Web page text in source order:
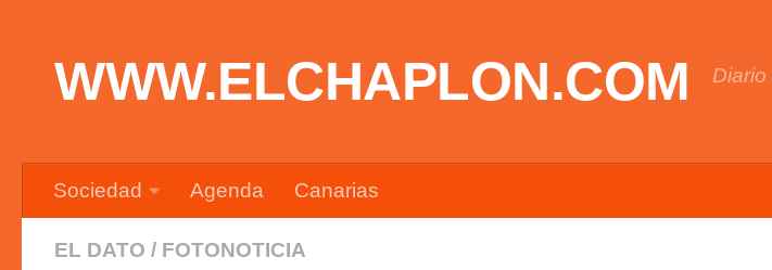
WWW.ELCHAPLON.COM
Sociedad Agenda Canarias
EL DATO / FOTONOTICIA